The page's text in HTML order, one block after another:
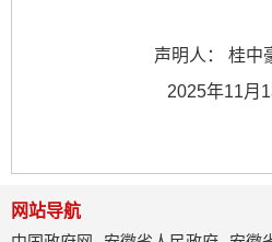
声明人： 桂中
2025年11月
网站导航